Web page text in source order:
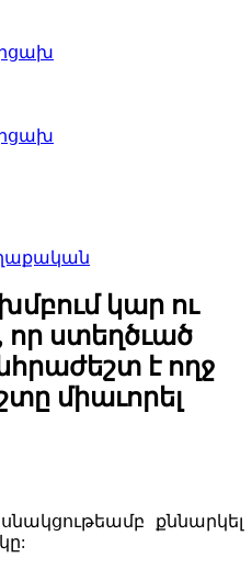
կար ու
որ ստեղծւած
է ողջ
միաւորել
քննարկել